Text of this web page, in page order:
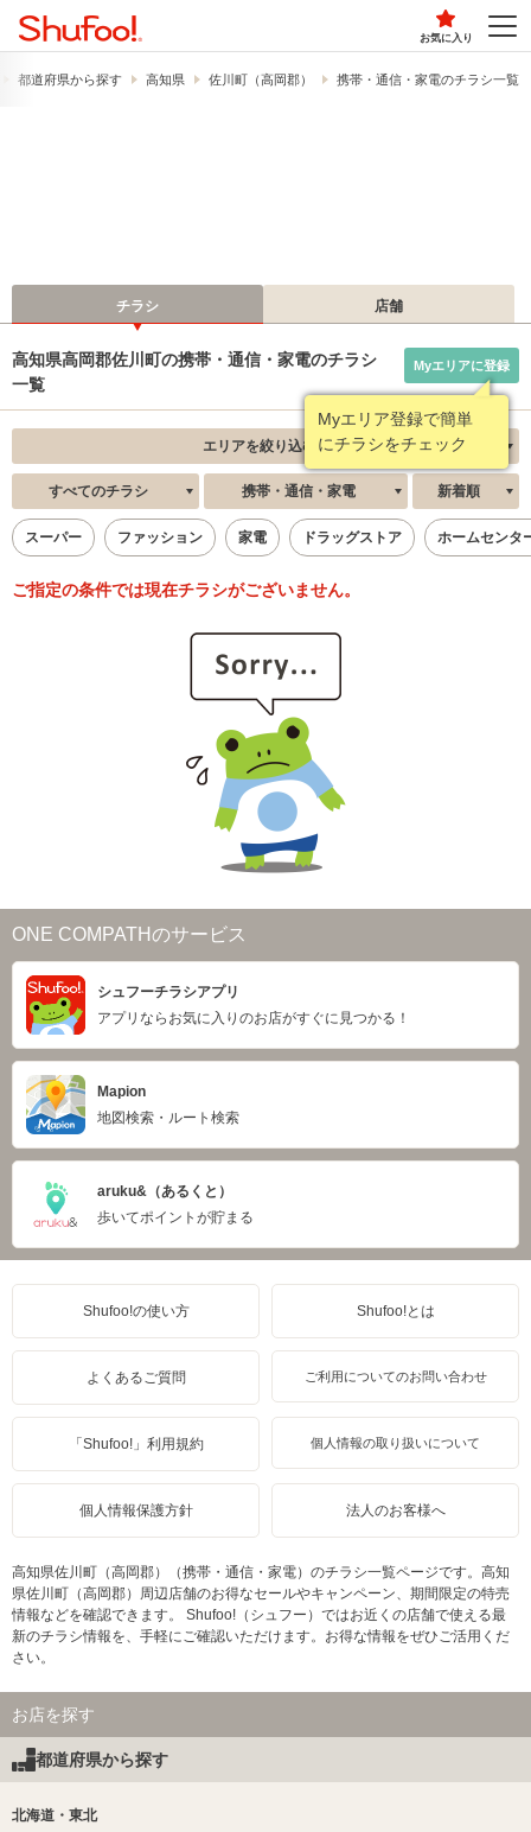
お気に入り
都道府県から探す 高知県 佐川町（高岡郡） 携帯・通信・家電のチラシ一覧
チラシ 店舗
高知県高岡郡佐川町の携帯・通信・家電のチラシ
一覧
Myエリア登録で簡単
にチラシをチェック
Myエリアに登録
エリアを絞り込む
すべてのチラシ 携帯・通信・家電 新着順
スーパー ファッション 家電 ドラッグストア ホームセンタ
ご指定の条件では現在チラシがございません。
ONE COMPATHのサービス
シュフーチラシアプリ
アプリならお気に入りのお店がすぐに見つかる！
Mapion
地図検索・ルート検索
aruku&（あるくと）
歩いてポイントが貯まる
Shufoo!の使い方 Shufoo!とは
よくあるご質問 ご利用についてのお問い合わせ
「Shufoo!」利用規約 個人情報の取り扱いについて
個人情報保護方針 法人のお客様へ
高知県佐川町（高岡郡）（携帯・通信・家電）のチラシ一覧ページです。高知
県佐川町（高岡郡）周辺店舗のお得なセールやキャンペーン、期間限定の特売
情報などを確認できます。 Shufoo!（シュフー）ではお近くの店舗で使える最
新のチラシ情報を、手軽にご確認いただけます。お得な情報をぜひご活用くだ
さい。
お店を探す
都道府県から探す
北海道・東北